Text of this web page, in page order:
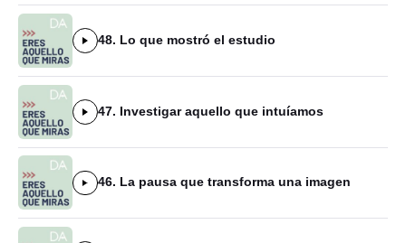
48. Lo que mostró el estudio
47. Investigar aquello que intuíamos
46. La pausa que transforma una imagen